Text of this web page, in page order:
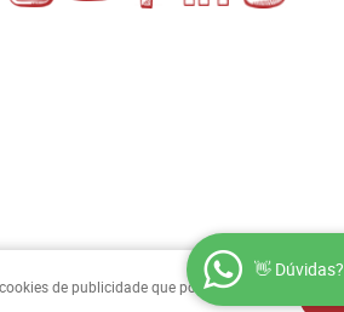
de publicidade que podem
👋